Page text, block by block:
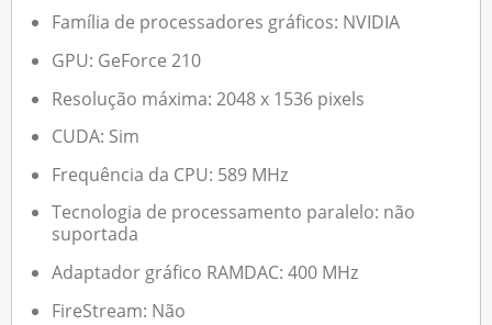
Família de processadores gráficos: NVIDIA
GPU: GeForce 210
Resolução máxima: 2048 x 1536 pixels
CUDA: Sim
Frequência da CPU: 589 MHz
Tecnologia de processamento paralelo: não
suportada
Adaptador gráfico RAMDAC: 400 MHz
FireStream: Não